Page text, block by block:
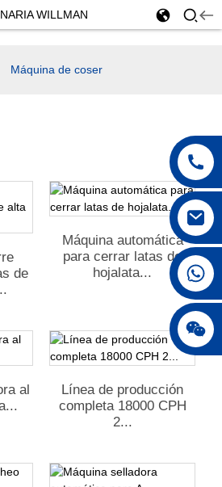
+86 18250231863
Máquina de coser
de
Máquina automática
para cerrar latas de
hojalata...
al
Línea de producción
completa 18000 CPH
2...